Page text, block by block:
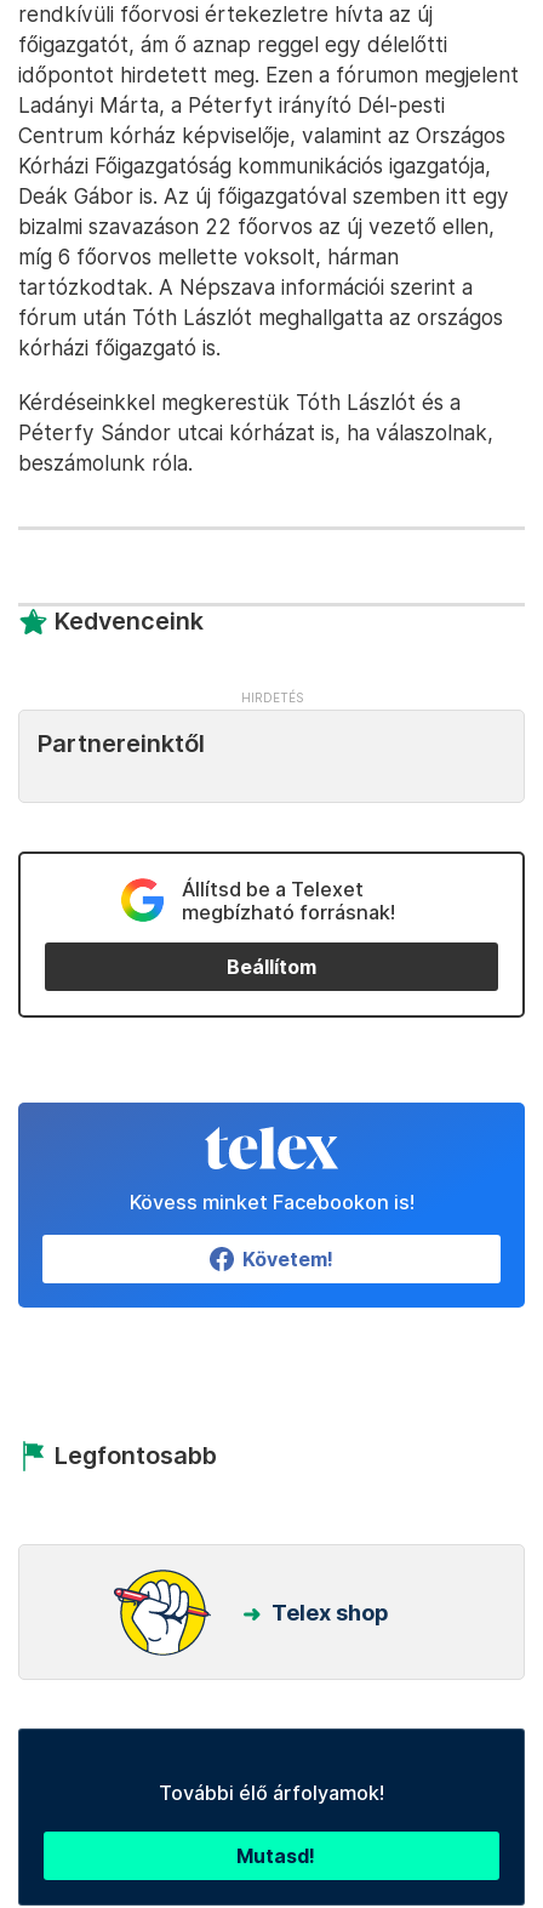
rendkívüli főorvosi értekezletre hívta az új
főigazgatót, ám ő aznap reggel egy délelőtti
időpontot hirdetett meg. Ezen a fórumon megjelent
Ladányi Márta, a Péterfyt irányító Dél-pesti
Centrum kórház képviselője, valamint az Országos
Kórházi Főigazgatóság kommunikációs igazgatója,
Deák Gábor is. Az új főigazgatóval szemben itt egy
bizalmi szavazáson 22 főorvos az új vezető ellen,
míg 6 főorvos mellette voksolt, hárman
tartózkodtak. A Népszava információi szerint a
fórum után Tóth Lászlót meghallgatta az országos
kórházi főigazgató is.
Kérdéseinkkel megkerestük Tóth Lászlót és a
Péterfy Sándor utcai kórházat is, ha válaszolnak,
beszámolunk róla.
Kedvenceink
Partnereinktől
Állítsd be a Telexet
megbízható forrásnak!
Beállítom
Kövess minket Facebookon is!
Követem!
Legfontosabb
Telex shop
További élő árfolyamok!
Mutasd!